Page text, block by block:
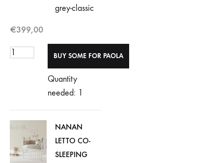
grey-classic
€399,00
Quantity
needed: 1
NANAN
LETTO CO-
SLEEPING